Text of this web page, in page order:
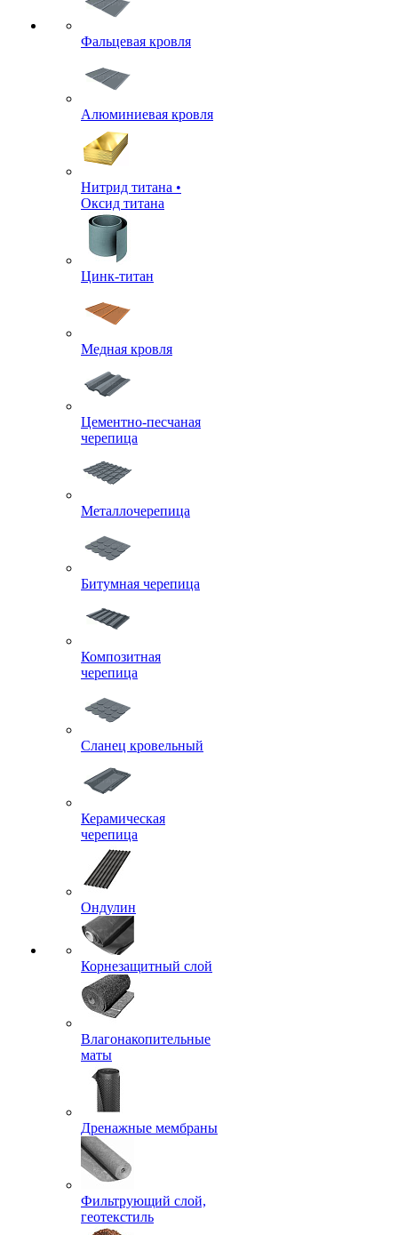
Фальцевая кровля
Алюминиевая кровля
Нитрид титана •
Оксид титана
Цинк-титан
Медная кровля
Цементно-песчаная
черепица
Металлочерепица
Битумная черепица
Композитная
черепица
Сланец кровельный
Керамическая
черепица
Ондулин
Корнезащитный слой
Влагонакопительные
маты
Дренажные мембраны
Фильтрующий слой,
геотекстиль